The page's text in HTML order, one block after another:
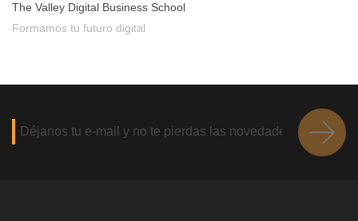
The Valley Digital Business School
Formamos tu futuro digital